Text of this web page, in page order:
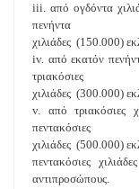
iii. από ογδόντα
πενήντα
χιλιάδες (150.000)
iv. από εκατόν
τριακόσιες
χιλιάδες (300.000)
v. από τριακόσιες
πεντακόσιες
χιλιάδες (500.000)
πεντακόσιες
αντιπροσώπους.